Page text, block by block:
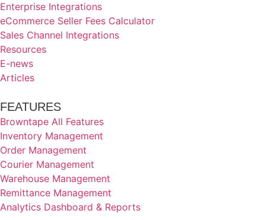
Enterprise Integrations
eCommerce Seller Fees Calculator
Sales Channel Integrations
Resources
E-news
Articles
FEATURES
Browntape All Features
Inventory Management
Order Management
Courier Management
Warehouse Management
Remittance Management
Analytics Dashboard & Reports